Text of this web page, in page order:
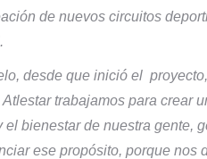
de nuevos circuitos
desde que inició el
trabajamos para crear
bienestar de nuestra gente,
ese propósito, porque nos